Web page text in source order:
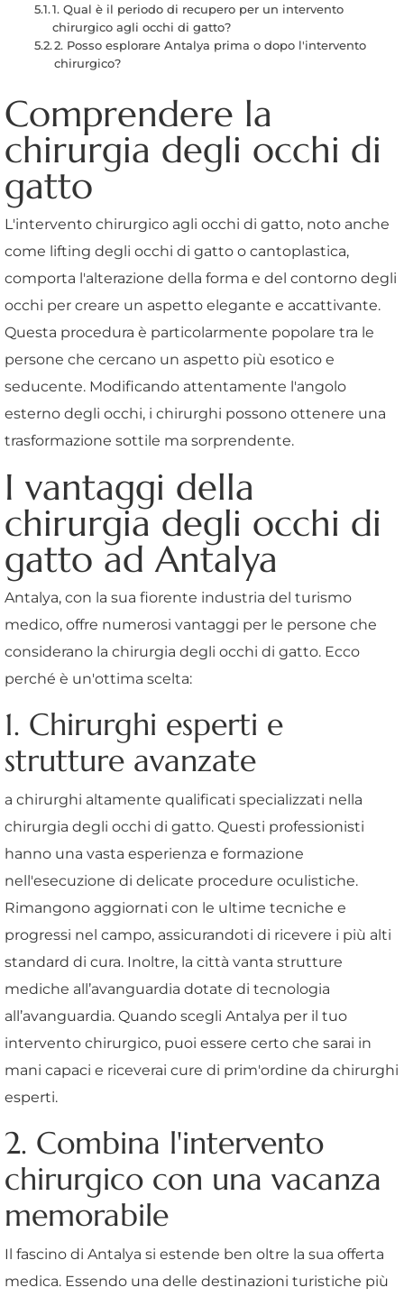
1. Qual è il periodo di recupero per un intervento
chirurgico agli occhi di gatto?
2. Posso esplorare Antalya prima o dopo l'intervento
chirurgico?
Comprendere la
chirurgia degli occhi di
gatto
L'intervento chirurgico agli occhi di gatto, noto anche
come lifting degli occhi di gatto o cantoplastica,
comporta l'alterazione della forma e del contorno degli
occhi per creare un aspetto elegante e accattivante.
Questa procedura è particolarmente popolare tra le
persone che cercano un aspetto più esotico e
seducente. Modificando attentamente l'angolo
esterno degli occhi, i chirurghi possono ottenere una
trasformazione sottile ma sorprendente.
I vantaggi della
chirurgia degli occhi di
gatto ad Antalya
Antalya, con la sua fiorente industria del turismo
medico, offre numerosi vantaggi per le persone che
considerano la chirurgia degli occhi di gatto. Ecco
perché è un'ottima scelta:
1. Chirurghi esperti e
strutture avanzate
a chirurghi altamente qualificati specializzati nella
chirurgia degli occhi di gatto. Questi professionisti
hanno una vasta esperienza e formazione
nell'esecuzione di delicate procedure oculistiche.
Rimangono aggiornati con le ultime tecniche e
progressi nel campo, assicurandoti di ricevere i più alti
standard di cura. Inoltre, la città vanta strutture
mediche all’avanguardia dotate di tecnologia
all’avanguardia. Quando scegli Antalya per il tuo
intervento chirurgico, puoi essere certo che sarai in
mani capaci e riceverai cure di prim'ordine da chirurghi
esperti.
2. Combina l'intervento
chirurgico con una vacanza
memorabile
Il fascino di Antalya si estende ben oltre la sua offerta
medica. Essendo una delle destinazioni turistiche più